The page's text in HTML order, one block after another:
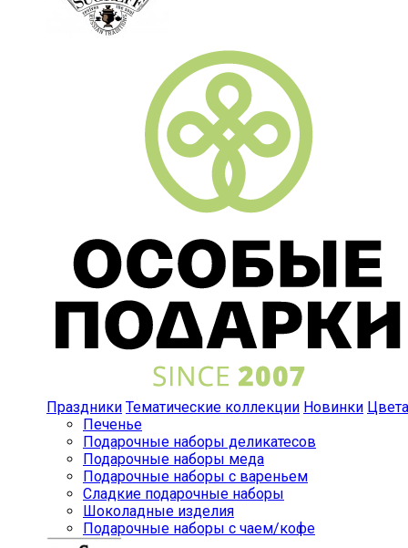
Праздники Тематические коллекции Новинки Цвета
Печенье
Подарочные наборы деликатесов
Подарочные наборы меда
Подарочные наборы с вареньем
Сладкие подарочные наборы
Шоколадные изделия
Подарочные наборы с чаем/кофе